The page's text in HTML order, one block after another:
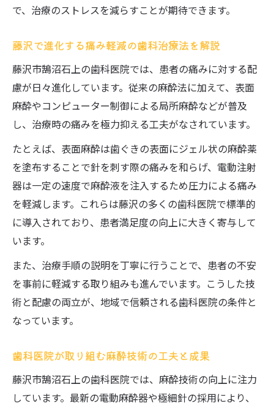
で、治療のストレスを減らすことが期待できます。
藤沢で進化する痛み軽減の歯科治療法を解説
藤沢市鵠沼石上の歯科医院では、患者の痛みに対する配
慮が日々進化しています。従来の麻酔法に加えて、表面
麻酔やコンピューター制御による局所麻酔などが普及
し、治療時の痛みを極力抑える工夫がなされています。
たとえば、表面麻酔は歯ぐきの表面にジェル状の麻酔薬
を塗布することで針を刺す際の痛みを和らげ、電動注射
器は一定の速度で麻酔液を注入するため圧力による痛み
を軽減します。これらは藤沢の多くの歯科医院で標準的
に導入されており、患者満足度の向上に大きく寄与して
います。
また、治療手順の説明を丁寧に行うことで、患者の不安
を事前に軽減する取り組みも進んでいます。こうした技
術と配慮の両立が、地域で信頼される歯科医院の条件と
なっています。
歯科医院が取り組む麻酔技術の工夫と成果
藤沢市鵠沼石上の歯科医院では、麻酔技術の向上に注力
しています。最新の電動麻酔器や極細針の採用により、